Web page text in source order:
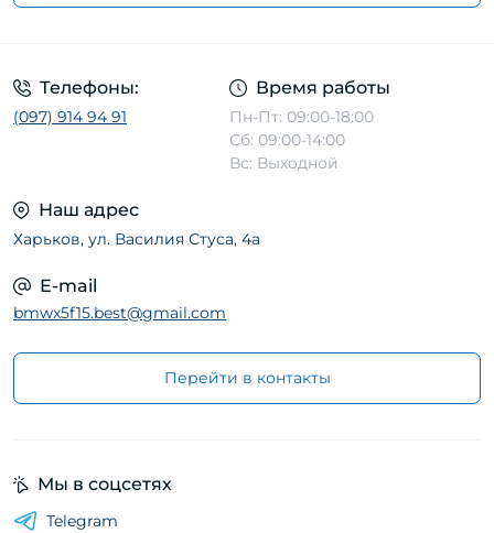
Телефоны:
(097) 914 94 91
Время работы
Пн-Пт: 09:00-18:00
Сб: 09:00-14:00
Вс: Выходной
Наш адрес
Харьков, ул. Василия Стуса, 4а
E-mail
bmwx5f15.best@gmail.com
Перейти в контакты
Мы в соцсетях
Telegram